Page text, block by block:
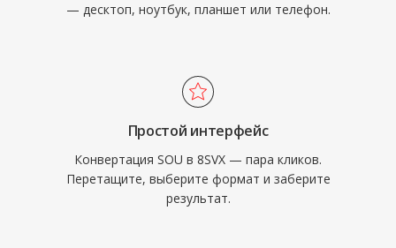
— десктоп, ноутбук, планшет или телефон.
Простой интерфейс
Конвертация SOU в 8SVX — пара кликов.
Перетащите, выберите формат и заберите
результат.